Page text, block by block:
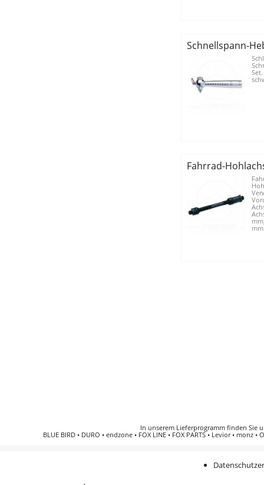
Schnellspann-
Fahrrad-
In unserem Lieferprogramm finden Sie
BLUE BIRD• DURO • endzone• FOX LINE• FOX PARTS• Levior• monz•